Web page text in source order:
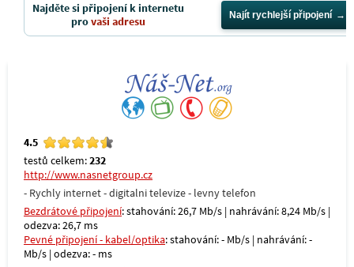
Najděte si připojení k internetu
provaši adresu Najít rychlejší připojení
4.5
testů celkem:232
http://www.nasnetgroup.cz
- Rychly internet - digitalni televize - levny telefon
Bezdrátové připojení: stahování: 26,7 Mb/s | nahrávání: 8,24 Mb/s |
odezva: 26,7 ms
Pevné připojení - kabel/optika: stahování: - Mb/s | nahrávání: -
Mb/s | odezva: - ms